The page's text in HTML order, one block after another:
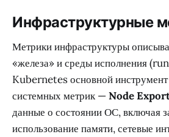
Инфраструктурные
Метрики инфраструктуры
«железа» и среды исполнения
Kubernetes основной инструмент
системных метрик —Node
данные о состоянии ОС, включая
использование памяти, сетевые